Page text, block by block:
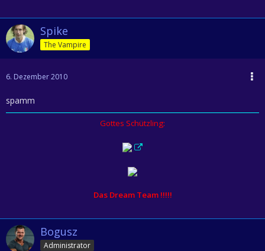
Spike
The Vampire
6. Dezember 2010
spamm
Gottes Schützling:
Das Dream Team !!!!!
Bogusz
Administrator